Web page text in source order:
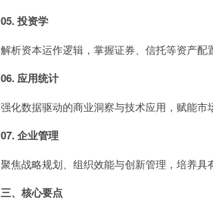
05. 投资学
解析资本运作逻辑，掌握证券、信托等资产配
06. 应用统计
强化数据驱动的商业洞察与技术应用，赋能市
07. 企业管理
聚焦战略规划、组织效能与创新管理，培养具
三、核心要点